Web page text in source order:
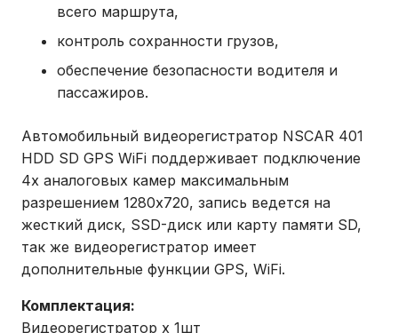
всего маршрута,
контроль сохранности грузов,
обеспечение безопасности водителя и
пассажиров.
Автомобильный видеорегистратор NSCAR 401
HDD SD GPS WiFi поддерживает подключение
4х аналоговых камер максимальным
разрешением 1280х720, запись ведется на
жесткий диск, SSD-диск или карту памяти SD,
так же видеорегистратор имеет
дополнительные функции GPS, WiFi.
Комплектация:
Видеорегистратор х 1шт